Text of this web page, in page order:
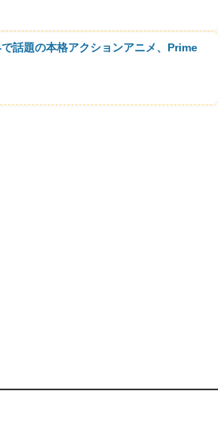
話題の本格アクションアニメ、Prime